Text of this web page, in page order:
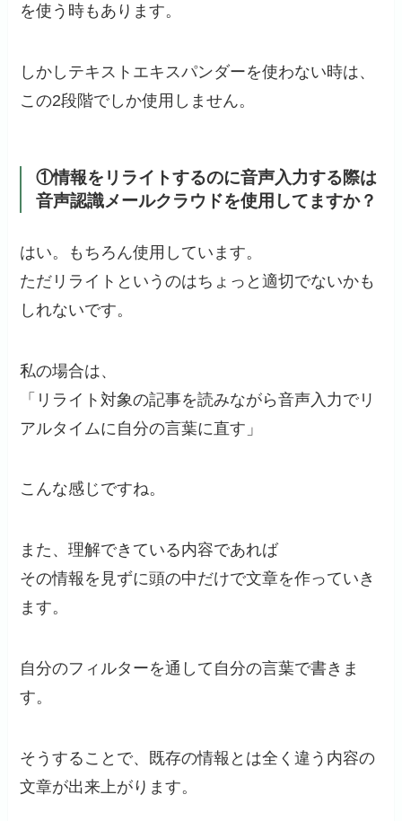
を使う時もあります。
しかしテキストエキスパンダーを使わない時は、
この2段階でしか使用しません。
①情報をリライトするのに音声入力する際は
音声認識メールクラウドを使用してますか？
はい。もちろん使用しています。
ただリライトというのはちょっと適切でないかも
しれないです。
私の場合は、
「リライト対象の記事を読みながら音声入力でリ
アルタイムに自分の言葉に直す」
こんな感じですね。
また、理解できている内容であれば
その情報を見ずに頭の中だけで文章を作っていき
ます。
自分のフィルターを通して自分の言葉で書きま
す。
そうすることで、既存の情報とは全く違う内容の
文章が出来上がります。